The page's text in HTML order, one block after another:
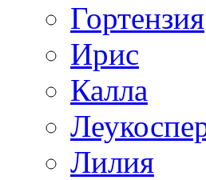
Гортензия
Ирис
Калла
Лилия